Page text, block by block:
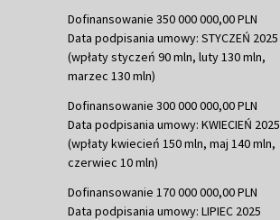
Dofinansowanie 350 000 000,00 PLN
Data podpisania umowy: STYCZEŃ 2025
(wpłaty styczeń 90 mln, luty 130 mln,
marzec 130 mln)
Dofinansowanie 300 000 000,00 PLN
Data podpisania umowy: KWIECIEŃ 2025
(wpłaty kwiecień 150 mln, maj 140 mln,
czerwiec 10 mln)
Dofinansowanie 170 000 000,00 PLN
Data podpisania umowy: LIPIEC 2025